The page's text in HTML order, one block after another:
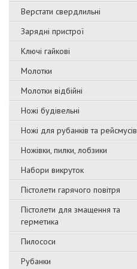
Верстати свердлильні
Зарядні пристрої
Ключі гайкові
Молотки
Молотки відбійні
Ножі будівельні
Ножі для рубанків та рейсмусів
Ножівки, пилки, лобзики
Набори викруток
Пістолети гарячого повітря
Пістолети для змащення та
герметика
Пилососи
Рубанки